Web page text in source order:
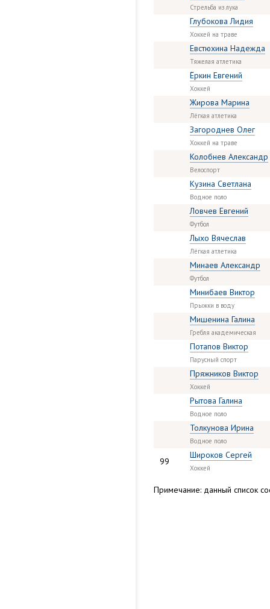
Стрельба из лука
Глубокова Лидия
Хоккей на траве
Евстюхина Надежда
Тяжелая атлетика
Ёркин Евгений
Хоккей
Жирова Марина
Лёгкая атлетика
Загороднев Олег
Хоккей на траве
Колобнев Александр
Велоспорт
Кузина Светлана
Водное поло
Ловчев Евгений
Футбол
Лыхо Вячеслав
Лёгкая атлетика
Минаев Александр
Футбол
Минибаев Виктор
Прыжки в воду
Мишенина Галина
Гребля академическая
Потапов Виктор
Парусный спорт
Пряжников Виктор
Хоккей
Рытова Галина
Водное поло
Толкунова Ирина
Водное поло
99
Широков Сергей
Хоккей
Примечание: данный список